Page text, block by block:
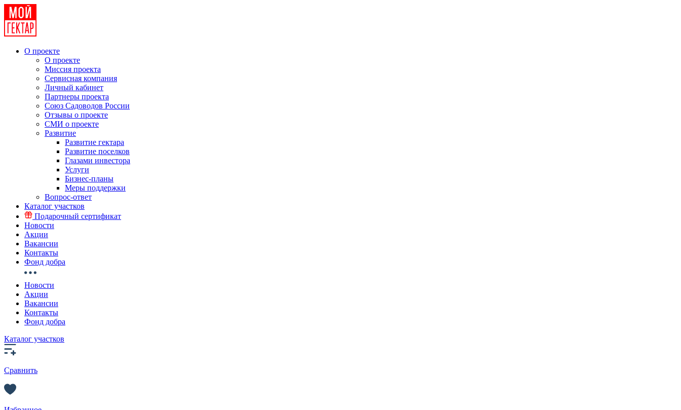
О проекте
О проекте
Миссия проекта
Сервисная компания
Личный кабинет
Партнеры проекта
Союз Садоводов России
Отзывы о проекте
СМИ о проекте
Развитие
Развитие гектара
Развитие поселков
Глазами инвестора
Услуги
Бизнес-планы
Меры поддержки
Вопрос-ответ
Каталог участков
Подарочный сертификат
Новости
Акции
Вакансии
Контакты
Фонд добра
Новости
Акции
Вакансии
Контакты
Фонд добра
Каталог участков
Сравнить